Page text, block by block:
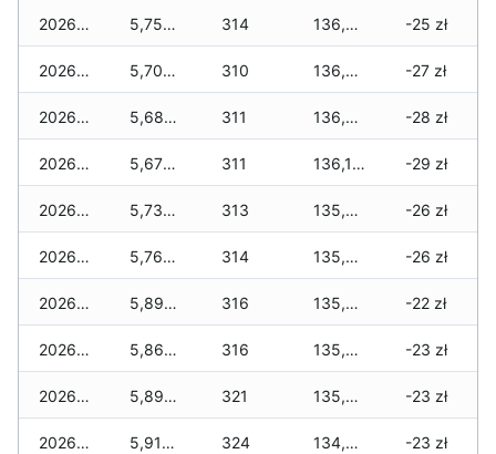
2026-03-11 5,750 zł 314 136,790 zł -25 zł
2026-03-10 5,700 zł 310 136,550 zł -27 zł
2026-03-09 5,680 zł 311 136,350 zł -28 zł
2026-03-08 5,670 zł 311 136,160 zł -29 zł
2026-03-07 5,730 zł 313 135,790 zł -26 zł
2026-03-06 5,760 zł 314 135,630 zł -26 zł
2026-03-05 5,890 zł 316 135,550 zł -22 zł
2026-03-04 5,860 zł 316 135,300 zł -23 zł
2026-03-03 5,890 zł 321 135,000 zł -23 zł
2026-03-02 5,910 zł 324 134,410 zł -23 zł